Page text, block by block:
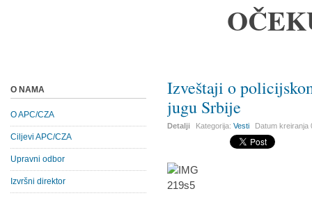
Izveštaji o
jugu Srbije
Detalji Kategorija:Vesti Datum kreiranja
O NAMA
O APC/CZA
Ciljevi APC/CZA
Upravni odbor
Izvršni direktor